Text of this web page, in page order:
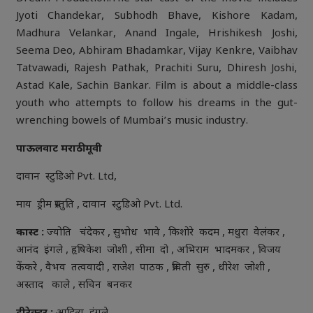
Jyoti Chandekar, Subhodh Bhave, Kishore Kadam,
Madhura Velankar, Anand Ingale, Hrishikesh Joshi,
Seema Deo, Abhiram Bhadamkar, Vijay Kenkre, Vaibhav
Tatvawadi, Rajesh Pathak, Prachiti Suru, Dhiresh Joshi,
Astad Kale, Sachin Bankar. Film is about a middle-class
youth who attempts to follow his dreams in the gut-
wrenching bowels of Mumbai’s music industry.
पाऊलवाट मराठी मूवी
दावान स्टुडिओ Pvt. Ltd,
माय ड्रीम प्रस्तुति , दावान स्टुडिओ Pvt. Ltd.
कास्ट : ज्योति चंदेकर , सुभोध भावे , किशोरे कदम , मधुरा वेलंकर ,
आनंद इंगले , हृषिकेश जोशी , सीमा दो , अभिराम भादमकर , विजय
केंकरे , वैभव तत्ववादी , राजेश पाठक , प्रचिती सुरु , धीरेश जोशी ,
अस्ताद काले , सचिन बनकर